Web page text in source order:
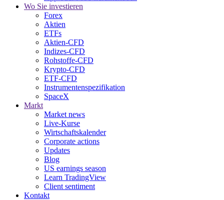
Wo Sie investieren
Forex
Aktien
ETFs
Aktien-CFD
Indizes-CFD
Rohstoffe-CFD
Krypto-CFD
ETF-CFD
Instrumentenspezifikation
SpaceX
Markt
Market news
Live-Kurse
Wirtschaftskalender
Corporate actions
Updates
Blog
US earnings season
Learn TradingView
Client sentiment
Kontakt